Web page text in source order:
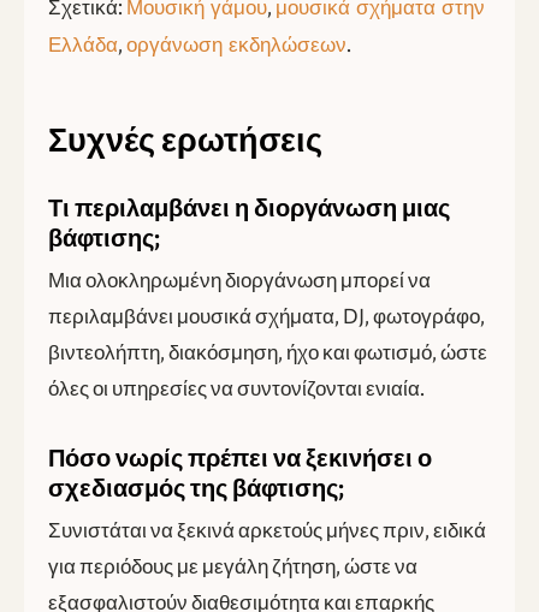
Σχετικά: Μουσική γάμου, μουσικά σχήματα στην
Ελλάδα, οργάνωση εκδηλώσεων.
Συχνές ερωτήσεις
Τι περιλαμβάνει η διοργάνωση μιας
βάφτισης;
Μια ολοκληρωμένη διοργάνωση μπορεί να
περιλαμβάνει μουσικά σχήματα, DJ, φωτογράφο,
βιντεολήπτη, διακόσμηση, ήχο και φωτισμό, ώστε
όλες οι υπηρεσίες να συντονίζονται ενιαία.
Πόσο νωρίς πρέπει να ξεκινήσει ο
σχεδιασμός της βάφτισης;
Συνιστάται να ξεκινά αρκετούς μήνες πριν, ειδικά
για περιόδους με μεγάλη ζήτηση, ώστε να
εξασφαλιστούν διαθεσιμότητα και επαρκής